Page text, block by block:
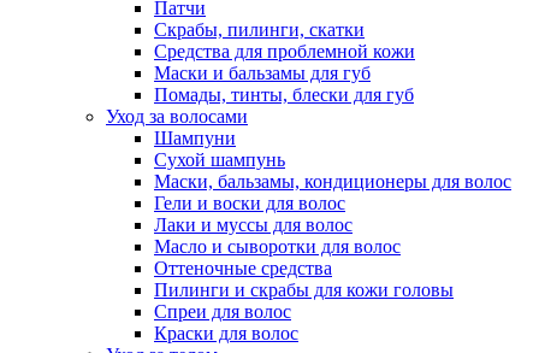
Патчи
Скрабы, пилинги, скатки
Средства для проблемной кожи
Маски и бальзамы для губ
Помады, тинты, блески для губ
Уход за волосами
Шампуни
Сухой шампунь
Маски, бальзамы, кондиционеры для волос
Гели и воски для волос
Лаки и муссы для волос
Масло и сыворотки для волос
Оттеночные средства
Пилинги и скрабы для кожи головы
Спреи для волос
Краски для волос